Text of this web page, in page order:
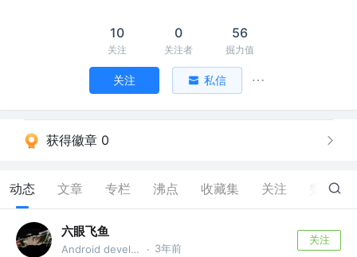
10
关注
0
关注者
56
掘力值
关注 私信
获得徽章 0
动态 文章 专栏 沸点 收藏集 关注 50
六眼飞鱼
Android developer & Java developer · 3年前
关注